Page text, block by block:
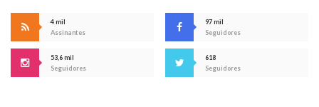
4 mil
Assinantes
97 mil
Seguidores
53,6 mil
Seguidores
618
Seguidores